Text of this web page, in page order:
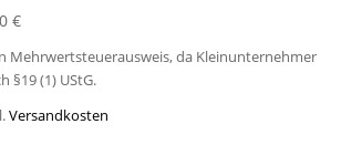
€
Mehrwertsteuerausweis, da Kleinunternehmer
§19 (1) UStG.
Versandkosten